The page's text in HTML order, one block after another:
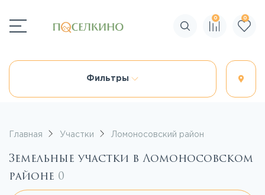
Поиск по сайту
0 0
Фильтры
Главная Участки Ломоносовский район
Земельные участки в Ломоносовском
районе 0